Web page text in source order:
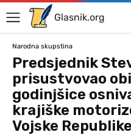
Glasnik.org
Narodna skupstina
Predsjednik
prisustvovao
godinjšice
krajiške
Vojske